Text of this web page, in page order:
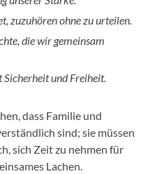
zuzuhören ohne zu urteilen.
die wir gemeinsam
Sicherheit und Freiheit.
dass Familie und
sind; sie müssen
sich Zeit zu nehmen für
Lachen.